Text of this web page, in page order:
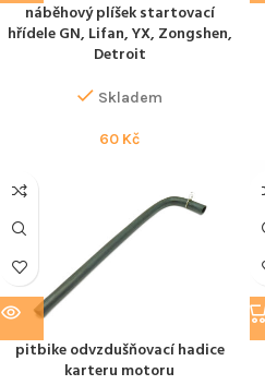
náběhový plíšek startovací
hřídele GN, Lifan, YX, Zongshen,
Detroit
Skladem
60 Kč
pitbike odvzdušňovací hadice
karteru motoru